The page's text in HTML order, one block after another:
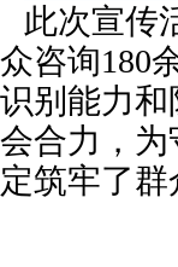
此次宣传
众咨询180
识别能力
会合力，
定筑牢了群